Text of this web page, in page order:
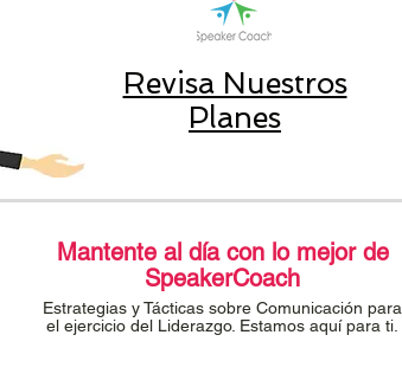
Revisa Nuestros
Planes
Mantente al día con lo mejor de
SpeakerCoach
Estrategias y Tácticas sobre Comunicación para
el ejercicio del Liderazgo. Estamos aquí para ti.